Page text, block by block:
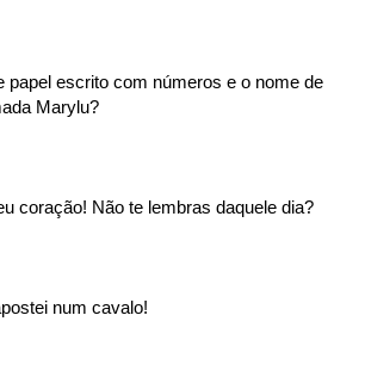
papel escrito com números e o nome de
Marylu?
coração! Não te lembras daquele dia?
num cavalo!